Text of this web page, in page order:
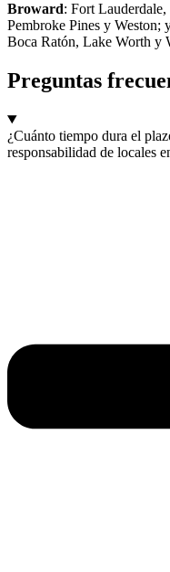
Broward: Fort
Pembroke Pines y Weston;
Boca Ratón, Lake Worth y
Preguntas
¿Cuánto tiempo dura el
responsabilidad de locales